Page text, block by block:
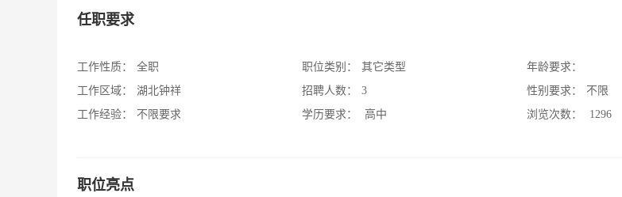
任职要求
工作性质：
全职
工作区域：
湖北钟祥
工作经验：
不限要求
职位类别：
其它类型
招聘人数：
3
学历要求：
高中
年龄要求：
性别要求：
不限
浏览次数：
1296
职位亮点